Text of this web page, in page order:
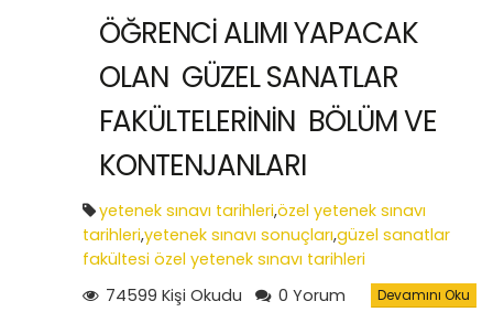
ÖĞRENCİ ALIMI YAPACAK
OLAN GÜZEL SANATLAR
FAKÜLTELERİNİN BÖLÜM VE
KONTENJANLARI
yetenek sınavı tarihleri,özel yetenek sınavı
tarihleri,yetenek sınavı sonuçları,güzel sanatlar
fakültesi özel yetenek sınavı tarihleri
74599 Kişi Okudu
0 Yorum Devamını Oku